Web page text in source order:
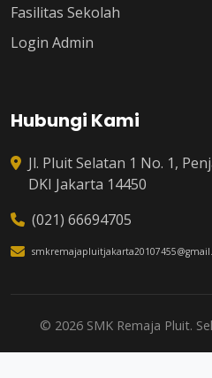
Fasilitas Sekolah
Login Admin
Hubungi Kami
Jl. Pluit Selatan 1 No. 1,
DKI Jakarta 14450
(021) 66694705
© 2026 SMK Remaja Pluit.